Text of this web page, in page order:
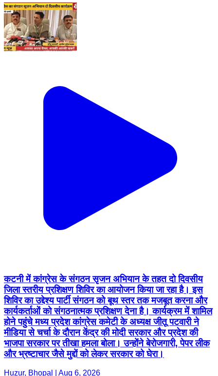
कटनी में कांग्रेस के संगठन सृजन अभियान के तहत दो दिवसीय
जिला स्तरीय प्रशिक्षण शिविर का आयोजन किया जा रहा है। इस
शिविर का उद्देश्य पार्टी संगठन को बूथ स्तर तक मजबूत करना और
कार्यकर्ताओं को संगठनात्मक प्रशिक्षण देना है। कार्यक्रम में शामिल
होने पहुंचे मध्य प्रदेश कांग्रेस कमेटी के अध्यक्ष जीतू पटवारी ने
मीडिया से चर्चा के दौरान केंद्र की मोदी सरकार और प्रदेश की
भाजपा सरकार पर तीखा हमला बोला। उन्होंने बेरोजगारी, पेपर लीक
और भ्रष्टाचार जैसे मुद्दों को लेकर सरकार को घेरा।
Huzur, Bhopal | Aug 6, 2026